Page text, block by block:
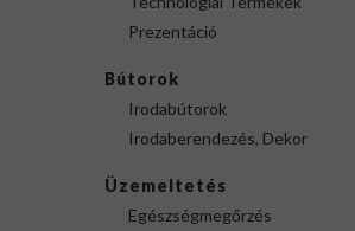
Prezentáció
Bútorok
Irodabútorok
Irodaberendezés, Dekor
Üzemeltetés
Egészségmegőrzés